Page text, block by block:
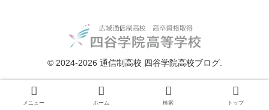
© 2024-2026 通信制高校 四谷学院高校ブログ.
メニュー ホーム 検索 トップ